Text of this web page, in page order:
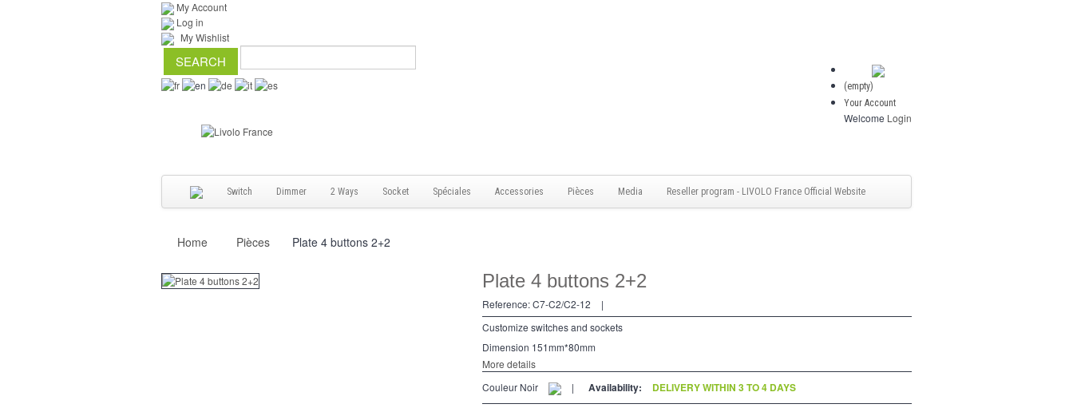
My Account
Log in
My Wishlist
(empty)
Your Account
Welcome Login
Switch Dimmer 2 Ways Socket Spéciales Accessories Pièces Media Reseller program - LIVOLO France Official Website
Home Pièces Plate 4 buttons 2+2
Plate 4 buttons 2+2
Reference:C7-C2/C2-12
|
Customize switches and sockets
Dimension 151mm*80mm
More details
Couleur Noir
| Availability: DELIVERY WITHIN 3 TO 4 DAYS